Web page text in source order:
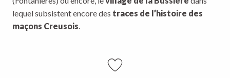
lequel subsistent encore des traces de l’histoire des
maçons Creusois.